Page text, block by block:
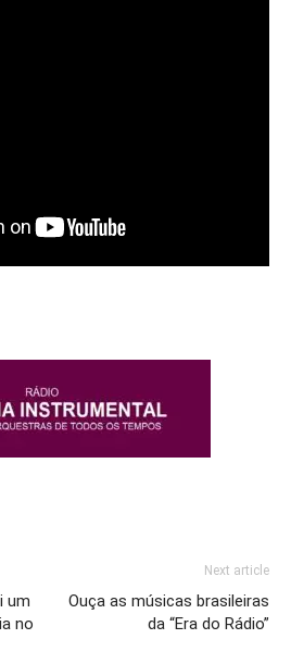
um
no
Next article
Ouça as músicas brasileiras
da “Era do Rádio”